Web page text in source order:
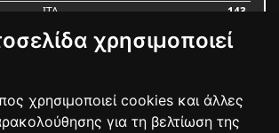
χρησιμοποιεί
χρησιμοποιεί cookies και άλλες
για τη βελτίωση της
ITA 143
SPA
Bαθμολογία